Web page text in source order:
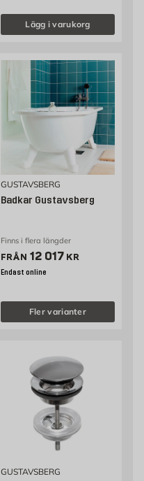
Lägg i varukorg
GUSTAVSBERG
Badkar Gustavsberg
Finns i flera längder
FRÅN Pris 12017 kr
12 017 KR
Endast online
Fler varianter
GUSTAVSBERG